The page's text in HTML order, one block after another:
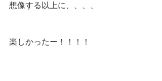
想像する以上に、、、、
楽しかったー！！！！